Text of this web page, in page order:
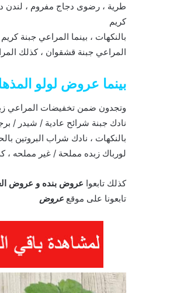
طرية ، رضوى دجاج مفروم ، لندن
كريم
بالنكهات ، بينما المراعي جبنة
المراعي جبنة قشقوان ، كذلك
بينما عروض لولو
وتجدون ضمن تخفيضات المراعي
نادك جبنة شرائح عادية / شيدر /
بالنكهات ، نادك شراب البروتين
لورباك زبده مملحة / غير مملحه ،
كذلك تابعوا عروض بنده و عروض
تابعونا على موقع عروض